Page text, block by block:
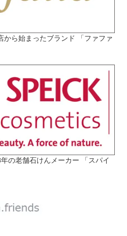
から始まったブランド 「ファファ
の老舗石けんメーカー 「スパイ